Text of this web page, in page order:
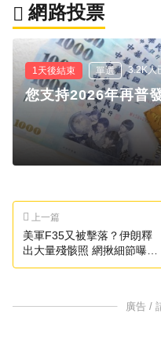
網路投票
1天後結束 單選 3.2K人
您支持2026年再普
上一篇
美軍F35又被擊落？伊朗釋
出大量殘骸照 網揪細節曝真
相
廣告 /